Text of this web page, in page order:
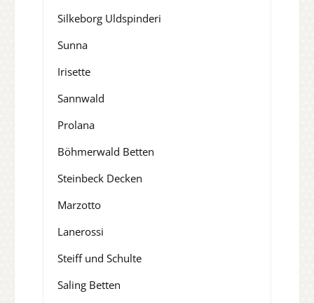
Silkeborg Uldspinderi
Sunna
Irisette
Sannwald
Prolana
Böhmerwald Betten
Steinbeck Decken
Marzotto
Lanerossi
Steiff und Schulte
Saling Betten